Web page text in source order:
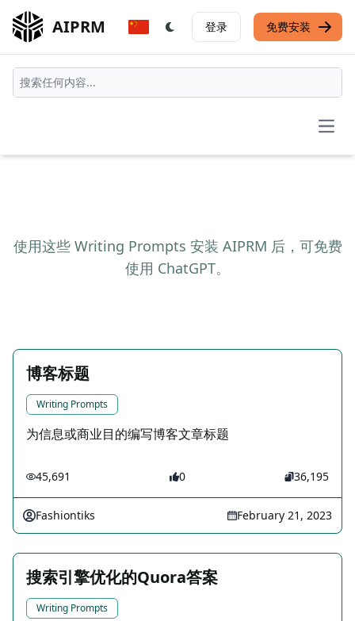
AIPRM 登录 免费安装
使用这些 Writing Prompts 安装 AIPRM 后，可免费
使用 ChatGPT。
博客标题
Writing Prompts
为信息或商业目的编写博客文章标题
45,691 0 36,195
Fashiontiks February 21, 2023
搜索引擎优化的Quora答案
Writing Prompts